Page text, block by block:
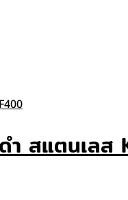
ำ สแตนเ